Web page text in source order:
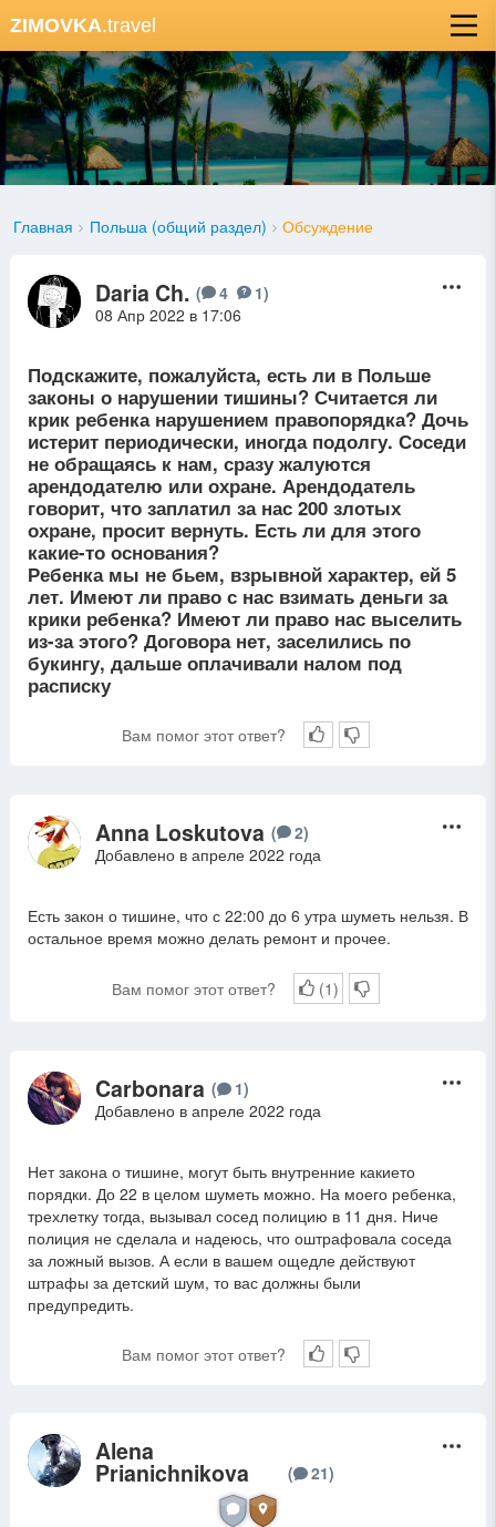
ZIMOVKA.travel
Главная Польша (общий раздел) Обсуждение
D Daria Ch. ( 4 1)
08 Апр 2022 в 17:06
Подскажите, пожалуйста, есть ли в Польше
законы о нарушении тишины? Считается ли
крик ребенка нарушением правопорядка? Дочь
истерит периодически, иногда подолгу. Соседи
не обращаясь к нам, сразу жалуются
арендодателю или охране. Арендодатель
говорит, что заплатил за нас 200 злотых
охране, просит вернуть. Есть ли для этого
какие-то основания?
Ребенка мы не бьем, взрывной характер, ей 5
лет. Имеют ли право с нас взимать деньги за
крики ребенка? Имеют ли право нас выселить
из-за этого? Договора нет, заселились по
букингу, дальше оплачивали налом под
расписку
Вам помог этот ответ?
A Anna Loskutova ( 2)
Добавлено в апреле 2022 года
Есть закон о тишине, что с 22:00 до 6 утра шуметь нельзя. В
остальное время можно делать ремонт и прочее.
Вам помог этот ответ? (1)
C Carbonara ( 1)
Добавлено в апреле 2022 года
Нет закона о тишине, могут быть внутренние какието
порядки. До 22 в целом шуметь можно. На моего ребенка,
трехлетку тогда, вызывал сосед полицию в 11 дня. Ниче
полиция не сделала и надеюсь, что оштрафовала соседа
за ложный вызов. А если в вашем ощедле действуют
штрафы за детский шум, то вас должны были
предупредить.
Вам помог этот ответ?
A Alena
Prianichnikova ( 21)